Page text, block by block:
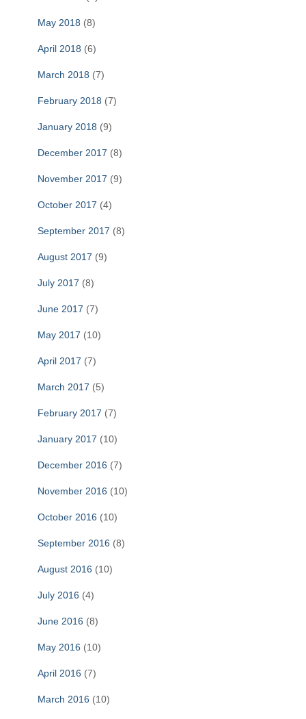
May 2018 (8)
April 2018 (6)
March 2018 (7)
February 2018 (7)
January 2018 (9)
December 2017 (8)
November 2017 (9)
October 2017 (4)
September 2017 (8)
August 2017 (9)
July 2017 (8)
June 2017 (7)
May 2017 (10)
April 2017 (7)
March 2017 (5)
February 2017 (7)
January 2017 (10)
December 2016 (7)
November 2016 (10)
October 2016 (10)
September 2016 (8)
August 2016 (10)
July 2016 (4)
June 2016 (8)
May 2016 (10)
April 2016 (7)
March 2016 (10)